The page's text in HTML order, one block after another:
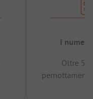
I numeri
Oltre